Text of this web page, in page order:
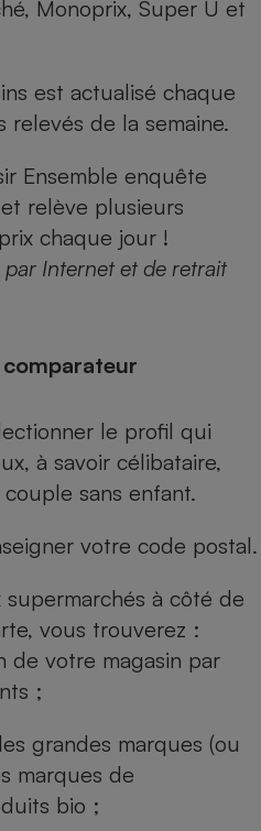
Monoprix, Super U et
est actualisé chaque
relevés de la semaine.
Ensemble enquête
relève plusieurs
chaque jour !
Internet et de retrait
le profil qui
à savoir célibataire,
sans enfant.
votre code postal.
à côté de
vous trouverez :
de votre magasin par
;
grandes marques (ou
marques de
bio ;